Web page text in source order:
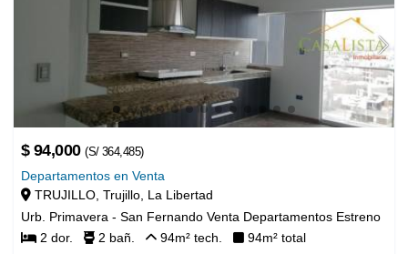
$ 94,000
Departamentos en Venta
TRUJILLO, Trujillo, La Libertad
Urb. Primavera - San Fernando Venta Departamentos Estreno
2 dor. 2 bañ. 94m² tech. 94m² total